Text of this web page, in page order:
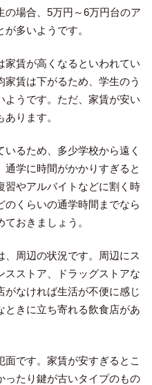
の場合、5万円～6万円台のア
多いようです。
家賃が高くなるといわれてい
家賃は下がるため、学生のう
ようです。ただ、家賃が安い
ります。
るため、多少学校から遠く
学に時間がかかりすぎると
習やアルバイトなどに割く時
のくらいの通学時間までなら
おきましょう。
周辺の状況です。周辺にス
スストア、ドラッグストアな
がなければ生活が不便に感じ
ときに立ち寄れる飲食店があ
です。家賃が安すぎるとこ
ったり鍵が古いタイプのもの